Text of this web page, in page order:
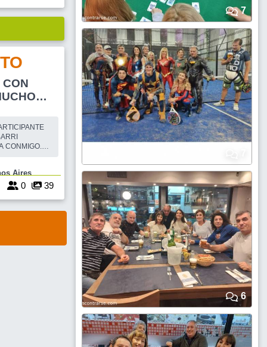
CONMIGO.
A
Y NO LOS
MUSICA PARA TODOS LOS GUSTOS. VALOR
Aires
0 39
7
6